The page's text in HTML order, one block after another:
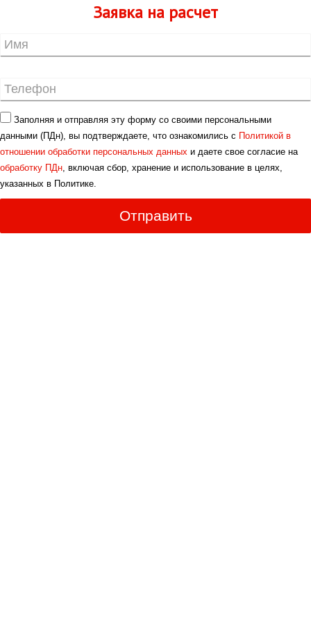
Заявка на расчет
Заполняя и отправляя эту форму со своими персональными
данными (ПДн), вы подтверждаете, что ознакомились с Политикой в
отношении обработки персональных данных и даете свое согласие на
обработку ПДн, включая сбор, хранение и использование в целях,
указанных в Политике.
Отправить